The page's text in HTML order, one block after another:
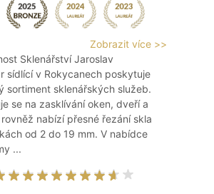
Zobrazit více >>
Sklenářství Jaroslav
sídlící v Rokycanech poskytuje
sortiment sklenářských služeb.
se na zasklívání oken, dveří a
nabízí přesné řezání skla
od 2 do 19 mm. V nabídce
...